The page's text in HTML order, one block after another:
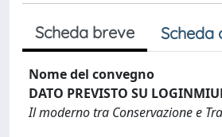
Scheda breve Scheda
Nome del convegno
DATO PREVISTO SU
Il moderno tra Conservazione e